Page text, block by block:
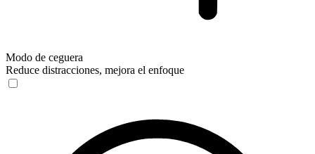
Modo de ceguera
Reduce distracciones, mejora el enfoque